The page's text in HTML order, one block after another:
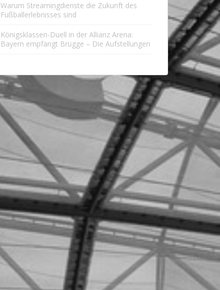
Warum Streamingdienste die Zukunft des
Fußballerlebnisses sind
Königsklassen-Duell in der Allianz Arena:
Bayern empfängt Brügge – Die Aufstellungen